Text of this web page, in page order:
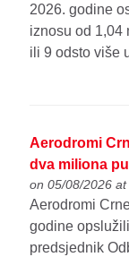
2026. godine
iznosu od 1,04
ili 9 odsto više
Aerodromi
dva miliona
on 05/08/2026
Aerodromi
godine
predsjednik